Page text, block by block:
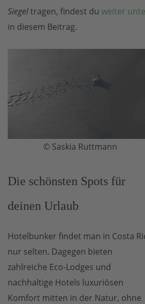
Siegeltragen, findest du weiter
in diesem Beitrag.
© Saskia Ruttmann
Die schönsten Spots für
deinen Urlaub
Hotelbunker findet man in Costa
nur selten. Dagegen bieten
zahlreiche Eco-Lodges und
nachhaltige Hotels luxuriösen
Komfort mitten in der Natur, ohne